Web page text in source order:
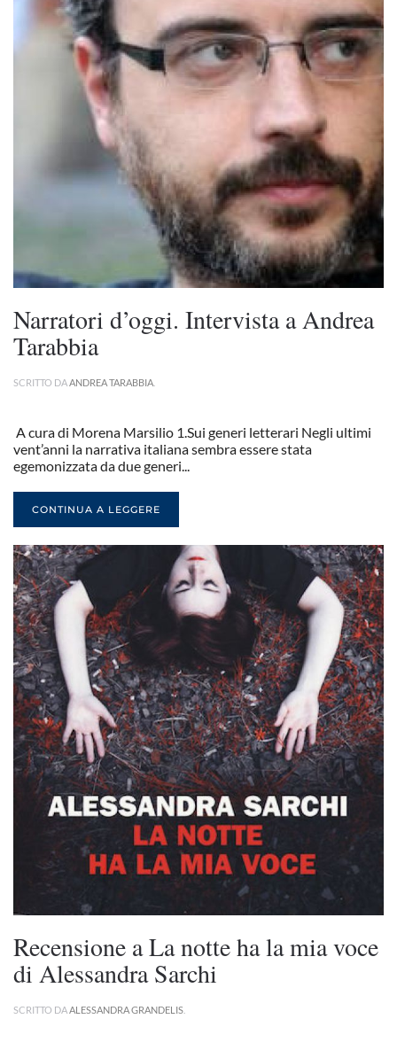
Narratori d’oggi. Intervista a Andrea
Tarabbia
SCRITTO DAANDREA TARABBIA
A cura di Morena Marsilio 1.Sui generi letterari Negli ultimi
vent’anni la narrativa italiana sembra essere stata
egemonizzata da due generi...
CONTINUA A LEGGERE
Recensione a La notte ha la mia voce
di Alessandra Sarchi
SCRITTO DAALESSANDRA GRANDELIS